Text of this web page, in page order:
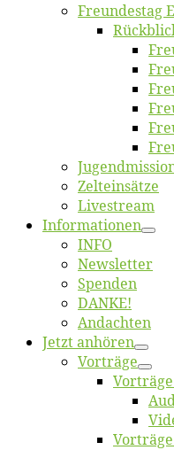
Freun­des­tag
Zelt­ein­sät­ze
Live­stream
Informatio­nen
INFO
News­let­ter
Spen­den
DANKE!
An­dach­ten
Jetzt an­hö­ren
Vor­trä­ge